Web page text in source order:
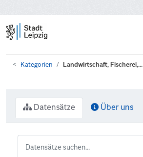
Kategorien Landwirtschaft, Fischerei,...
Datensätze Über uns